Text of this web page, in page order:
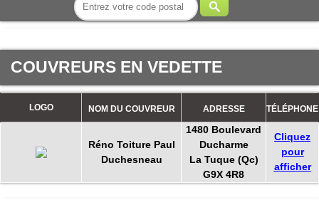
COUVREURS EN VEDETTE
LOGO NOM DU COUVREUR ADRESSE TÉLÉPHONE
Réno Toiture Paul
Duchesneau
1480 Boulevard
Ducharme
La Tuque (Qc)
G9X 4R8
Cliquez
pour
afficher